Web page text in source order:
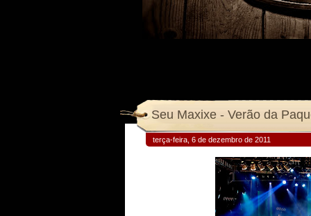
terça-feira, 6 de dezembro de 2011